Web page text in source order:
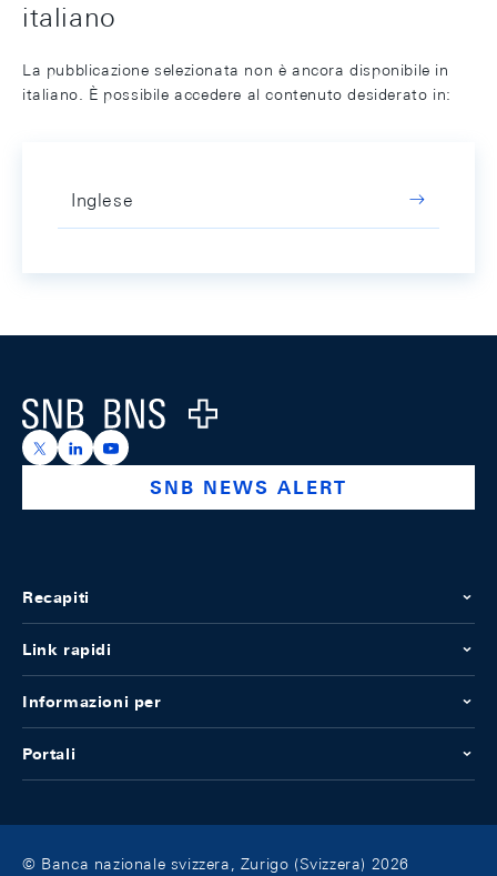
italiano
La pubblicazione selezionata non è ancora disponibile in
italiano. È possibile accedere al contenuto desiderato in:
Inglese
Logo
https://x.com/snb_bns
https://ch.linkedin.com/company/swiss-national-
https://www.youtube.com/@swissnationalbank
SNB NEWS ALERT
Recapiti
Link rapidi
Informazioni per
Portali
© Banca nazionale svizzera, Zurigo (Svizzera) 2026